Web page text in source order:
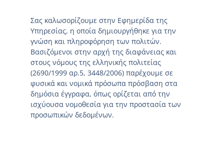
Σας καλωσορίζουμε στην Εφημερίδα της
Υπηρεσίας, η οποία δημιουργήθηκε για την
γνώση και πληροφόρηση των πολιτών.
Βασιζόμενοι στην αρχή της διαφάνειας και
στους νόμους της ελληνικής πολιτείας
(2690/1999 αρ.5, 3448/2006) παρέχουμε σε
φυσικά και νομικά πρόσωπα πρόσβαση στα
δημόσια έγγραφα, όπως ορίζεται από την
ισχύουσα νομοθεσία για την προστασία των
προσωπικών δεδομένων.